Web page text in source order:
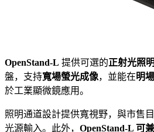
OpenStand-L 提供可選的正射光照
盤，支持寬場螢光成像，並能在明
於工業顯微鏡應用。
照明通道設計提供寬視野，與市售
光源輸入。此外， OpenStand-L 可